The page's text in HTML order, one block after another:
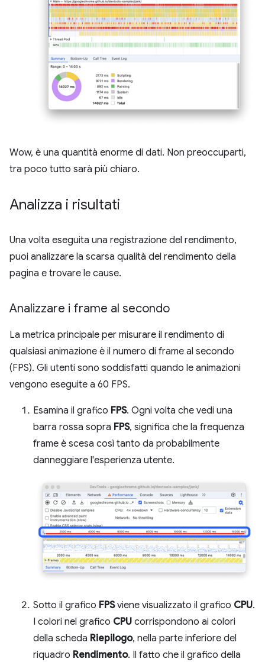
Wow, è una quantità enorme di dati. Non preoccuparti,
tra poco tutto sarà più chiaro.
Analizza i risultati
Una volta eseguita una registrazione del rendimento,
puoi analizzare la scarsa qualità del rendimento della
pagina e trovare le cause.
Analizzare i frame al secondo
La metrica principale per misurare il rendimento di
qualsiasi animazione è il numero di frame al secondo
(FPS). Gli utenti sono soddisfatti quando le animazioni
vengono eseguite a 60 FPS.
Esamina il grafico FPS. Ogni volta che vedi una
barra rossa sopra FPS, significa che la frequenza
frame è scesa così tanto da probabilmente
danneggiare l'esperienza utente.
Sotto il grafico FPSviene visualizzato il grafico CPU.
I colori nel grafico CPU corrispondono ai colori
della scheda Riepilogo, nella parte inferiore del
riquadro Rendimento. Il fatto che il grafico della